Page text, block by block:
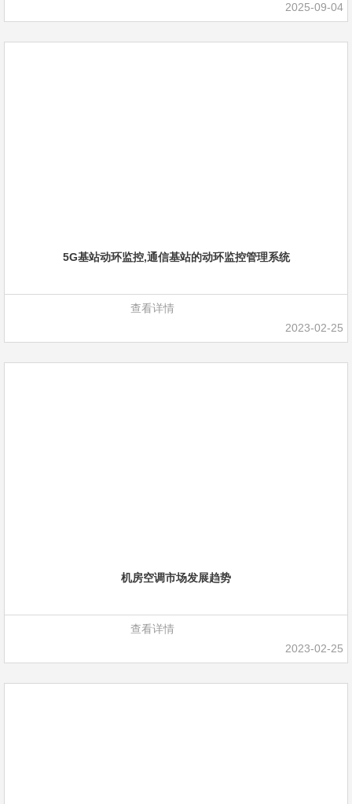
2025-09-04
5G基站动环监控,通信基站的动环监控管理系统
查看详情
2023-02-25
机房空调市场发展趋势
查看详情
2023-02-25